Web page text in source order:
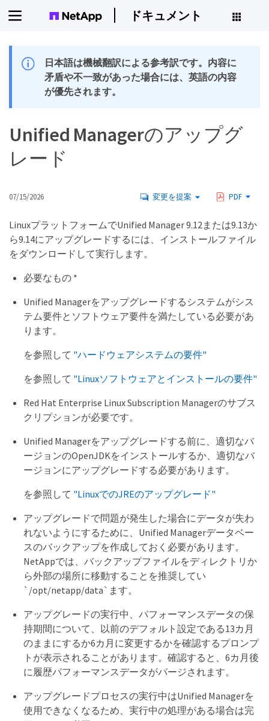
ドキュメント
日本語は機械翻訳による参考訳です。内容に
矛盾や不一致があった場合には、英語の内容
が優先されます。
Unified Managerのアップグ
レード
07/15/2026 変更を提案 PDF
LinuxプラットフォームでUnified Manager 9.12または9.13か
ら9.14にアップグレードするには、インストールファイル
をダウンロードして実行します。
必要なもの *
Unified Managerをアップグレードするシステムがシス
テム要件とソフトウェア要件を満たしている必要があ
ります。
を参照して "ハードウェアシステムの要件"
を参照して "Linuxソフトウェアとインストールの要件"
Red Hat Enterprise Linux Subscription Managerのサブス
クリプションが必要です。
Unified Managerをアップグレードする前に、適切なバ
ージョンのOpenJDKをインストールするか、適切なバ
ージョンにアップグレードする必要があります。
を参照して "LinuxでのJREのアップグレード"
アップグレードで問題が発生した場合にデータが失わ
れないようにするために、Unified Managerデータベー
スのバックアップを作成しておく必要があります。
NetAppでは、バックアップファイルをディレクトリか
ら外部の場所に移動することを推奨してい
`/opt/netapp/data`ます。
アップグレードの実行中、パフォーマンスデータの保
持期間について、以前のデフォルト設定である13カ月
のままにするか6カ月に変更するかを確認するプロンプ
トが表示されることがあります。確認すると、6カ月後
に履歴パフォーマンスデータがパージされます。
アップグレードプロセスの実行中はUnified Managerを
使用できなくなるため、実行中の処理がある場合は完